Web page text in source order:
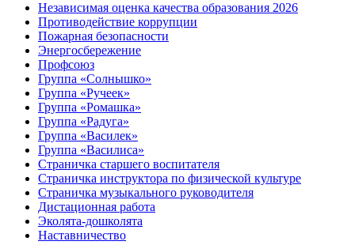
Независимая оценка качества образования 2026
Противодействие коррупции
Пожарная безопасности
Энергосбережение
Профсоюз
Группа «Солнышко»
Группа «Ручеек»
Группа «Ромашка»
Группа «Радуга»
Группа «Василек»
Группа «Василиса»
Страничка старшего воспитателя
Страничка инструктора по физической культуре
Страничка музыкального руководителя
Дистационная работа
Эколята-дошколята
Наставничество